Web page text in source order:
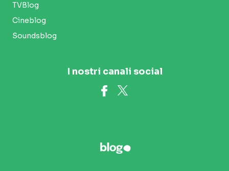
TVBlog
Cineblog
Soundsblog
I nostri canali social